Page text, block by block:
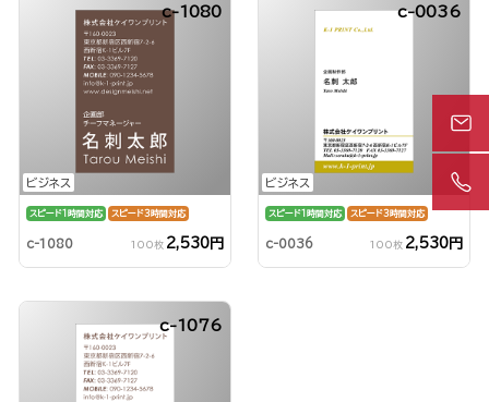
ビジネス
c-1080
スピード1時間対応 スピード3時間対応
c-1080 100枚 2,530円
ビジネス
c-0036
スピード1時間対応 スピード3時間対応
c-0036 100枚 2,530円
c-1076